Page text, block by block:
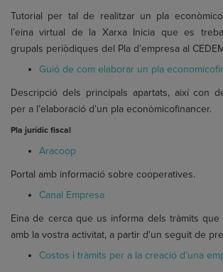
Tutorial per tal de realitzar un pla
l’eina virtual de la Xarxa Inicia que es
grupals periòdiques del Pla d’empresa al
Guió de com elaborar un pla
Descripció dels principals apartats, així con
per a l’elaboració d’un pla econòmicofinancer.
Pla jurídic fiscal
Aracoop
Portal amb informació sobre cooperatives.
Canal Empresa
Eina de cerca que us informa dels tràmits que
amb la vostra activitat, a partir d'un seguit de
Costos i tràmits per a la creació d’una